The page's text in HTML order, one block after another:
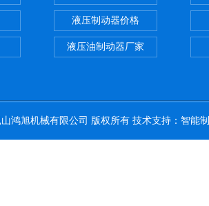
液压制动器价格
液压油制动器厂家
鸿旭机械有限公司 版权所有 技术支持： 智能